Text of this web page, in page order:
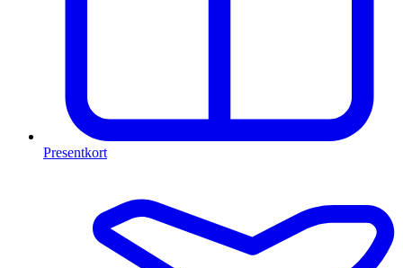
Presentkort